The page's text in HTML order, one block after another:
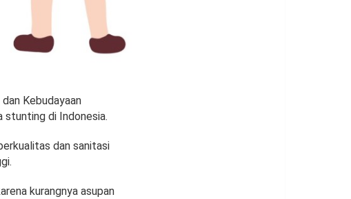
Kebudayaan
stunting di Indonesia.
dan sanitasi
kurangnya asupan